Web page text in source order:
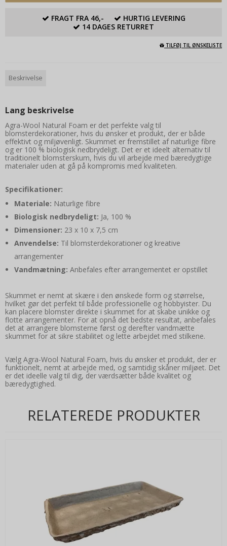
FRAGT FRA 46,-
HURTIG LEVERING
14 DAGES RETURRET
TILFØJ TIL ØNSKELISTE
Beskrivelse
Lang beskrivelse
Agra-Wool Natural Foam er det perfekte valg til
blomsterdekorationer, hvis du ønsker et produkt, der er både
effektivt og miljøvenligt. Skummet er fremstillet af naturlige fibre
og er 100 % biologisk nedbrydeligt. Det er et ideelt alternativ til
traditionelt blomsterskum, hvis du vil arbejde med bæredygtige
materialer uden at gå på kompromis med kvaliteten.
Specifikationer:
Materiale: Naturlige fibre
Biologisk nedbrydeligt: Ja, 100 %
Dimensioner: 23 x 10 x 7,5 cm
Anvendelse: Til blomsterdekorationer og kreative
arrangementer
Vandmætning: Anbefales efter arrangementet er opstillet
Skummet er nemt at skære i den ønskede form og størrelse,
hvilket gør det perfekt til både professionelle og hobbyister. Du
kan placere blomster direkte i skummet for at skabe unikke og
flotte arrangementer. For at opnå det bedste resultat, anbefales
det at arrangere blomsterne først og derefter vandmætte
skummet for at sikre stabilitet og lette arbejdet med stilkene.
Vælg Agra-Wool Natural Foam, hvis du ønsker et produkt, der er
funktionelt, nemt at arbejde med, og samtidig skåner miljøet. Det
er det ideelle valg til dig, der værdsætter både kvalitet og
bæredygtighed.
RELATEREDE PRODUKTER